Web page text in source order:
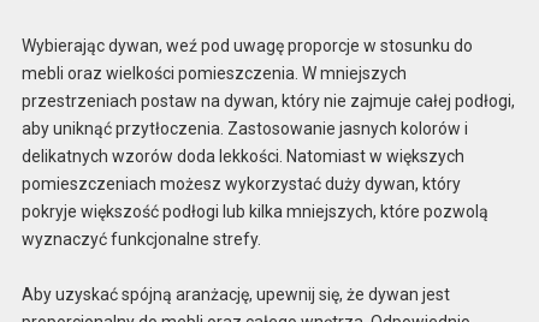
Wybierając dywan, weź pod uwagę proporcje w stosunku do
mebli oraz wielkości pomieszczenia. W mniejszych
przestrzeniach postaw na dywan, który nie zajmuje całej podłogi,
aby uniknąć przytłoczenia. Zastosowanie jasnych kolorów i
delikatnych wzorów doda lekkości. Natomiast w większych
pomieszczeniach możesz wykorzystać duży dywan, który
pokryje większość podłogi lub kilka mniejszych, które pozwolą
wyznaczyć funkcjonalne strefy.
Aby uzyskać spójną aranżację, upewnij się, że dywan jest